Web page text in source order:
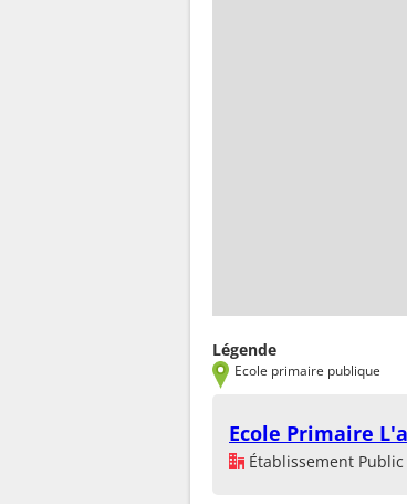
Légende
Ecole primaire publique
Ecole Primaire
Établissement Public